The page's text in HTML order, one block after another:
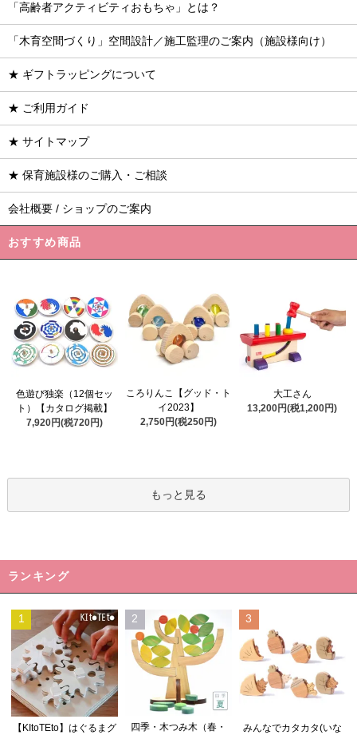
「高齢者アクティビティおもちゃ」とは？
「木育空間づくり」空間設計／施工監理のご案内（施設様向け）
★ ギフトラッピングについて
★ ご利用ガイド
★ サイトマップ
★ 保育施設様のご購入・ご相談
会社概要 / ショップのご案内
おすすめ商品
色遊び独楽（12個セッ
ト）【カタログ掲載】
7,920円(税720円)
ころりんこ【グッド・ト
イ2023】
2,750円(税250円)
大工さん
13,200円(税1,200円)
もっと見る
ランキング
1
【KItoTEto】はぐるまグ
2
四季・木つみ木（春・
3
みんなでカタカタ(いな